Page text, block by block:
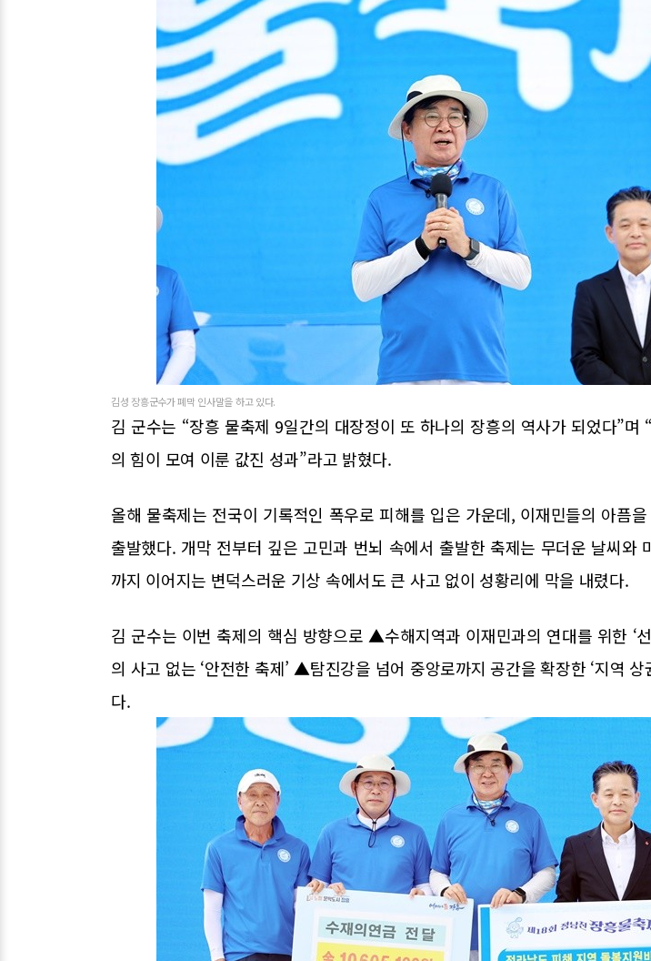
김성 장흥군수가 폐막 인사말을 하고 있다.
김 군수는 “장흥 물축제 9일간의 대장정이 또 하나의 장흥의 역사가 되었다”며
의 힘이 모여 이룬 값진 성과”라고 밝혔다.
올해 물축제는 전국이 기록적인 폭우로 피해를 입은 가운데, 이재민들의 아픔
출발했다. 개막 전부터 깊은 고민과 번뇌 속에서 출발한 축제는 무더운 날씨와
까지 이어지는 변덕스러운 기상 속에서도 큰 사고 없이 성황리에 막을 내렸다.
김 군수는 이번 축제의 핵심 방향으로 ▲수해지역과 이재민과의 연대를 위한 ‘
의 사고 없는 ‘안전한 축제’ ▲탐진강을 넘어 중앙로까지 공간을 확장한 ‘지역 상
다.